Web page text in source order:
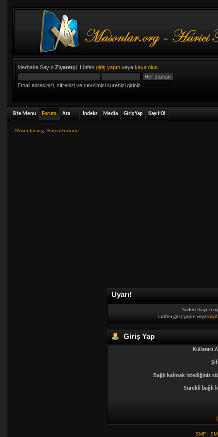
Merhaba Sayın Ziyaretçi. Lütfen giriş yapınveya kayıt olun.
Email adresinizi, sifrenizi ve cevirimici surenizi giriniz
Site Menu Forum Ara Indeks Media Giriş Yap Kayıt Ol
Masonlar.org - Harici Forumu
Uyarı!
Sadece kayıtlı
Lütfen giriş yapın veya
Giriş Yap
Kullanıcı
Bağlı kalmak istediğiniz
Sürekli bağlı
SMF